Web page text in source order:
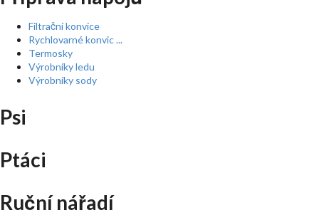
Filtrační konvice
Rychlovarné konvic ...
Termosky
Výrobníky ledu
Výrobníky sody
Psi
Ptáci
Ruční nářadí